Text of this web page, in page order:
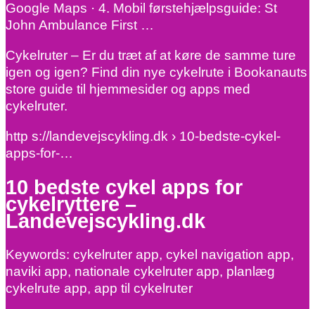
Google Maps · 4. Mobil førstehjælpsguide: St
John Ambulance First …
Cykelruter – Er du træt af at køre de samme ture
igen og igen? Find din nye cykelrute i Bookanauts
store guide til hjemmesider og apps med
cykelruter.
http s://landevejscykling.dk › 10-bedste-cykel-
apps-for-…
10 bedste cykel apps for
cykelryttere –
Landevejscykling.dk
Keywords: cykelruter app, cykel navigation app,
naviki app, nationale cykelruter app, planlæg
cykelrute app, app til cykelruter